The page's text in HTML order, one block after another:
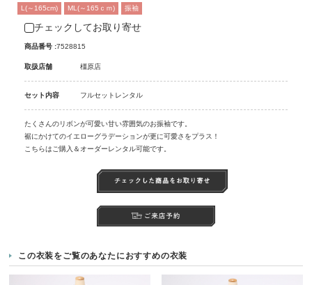
L(～165cm)
ML(～165ｃｍ) 振袖
チェックしてお取り寄せ
商品番号 :7528815
取扱店舗 橿原店
セット内容 フルセットレンタル
たくさんのリボンが可愛い甘い雰囲気のお振袖です。
裾にかけてのイエローグラデーションが更に可愛さをプラス！
こちらはご購入＆オーダーレンタル可能です。
この衣装をご覧のあなたにおすすめの衣装